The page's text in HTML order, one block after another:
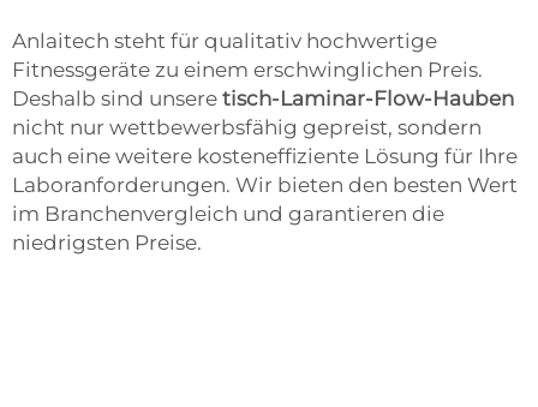
Anlaitech steht für qualitativ hochwertige
Fitnessgeräte zu einem erschwinglichen Preis.
Deshalb sind unsere tisch-Laminar-Flow-Hauben
nicht nur wettbewerbsfähig gepreist, sondern
auch eine weitere kosteneffiziente Lösung für Ihre
Laboranforderungen. Wir bieten den besten Wert
im Branchenvergleich und garantieren die
niedrigsten Preise.